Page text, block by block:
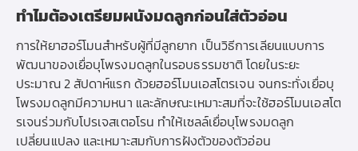
ทำไมต้องเตรียมผนังมดลูกก่อนใส่ตัวอ่อน
การให้ยาฮอร์โมนสำหรับผู้ที่มีลูกยาก เป็นวิธีการเลียนแบบการ
พัฒนาของเยื่อบุโพรงมดลูกในรอบธรรมชาติ โดยในระยะ
ประมาณ 2 สัปดาห์แรก ด้วยฮอร์โมนเอสโตรเจน จนกระทั่งเยื่อบุ
โพรงมดลูกมีความหนา และลักษณะเหมาะสมที่จะใช้ฮอร์โมนเอสโต
รเจนร่วมกับโปรเจสเตอโรน ทำให้เซลล์เยื่อบุโพรงมดลูก
เปลี่ยนแปลง และเหมาะสมกับการฝังตัวของตัวอ่อน